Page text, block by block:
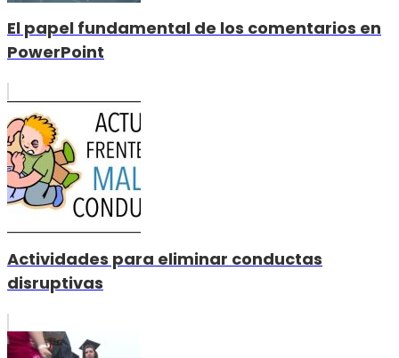
El papel fundamental de los comentarios en
PowerPoint
Actividades para eliminar conductas
disruptivas